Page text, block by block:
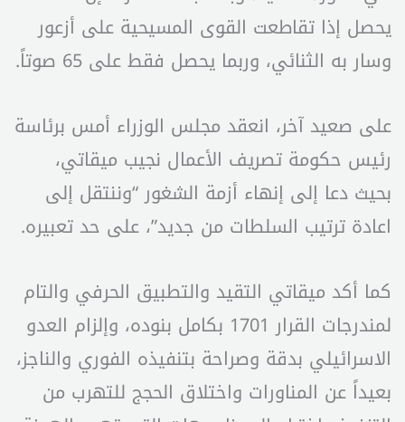
يحصل إذا تقاطعت القوى المسيحية على أزعور
وسار به الثنائي، وربما يحصل فقط على 65 صوتاً.
على صعيد آخر، انعقد مجلس الوزراء أمس برئاسة
رئيس حكومة تصريف الأعمال نجيب ميقاتي،
بحيث دعا إلى إنهاء أزمة الشغور “وننتقل إلى
اعادة ترتيب السلطات من جديد”، على حد تعبيره.
كما أكد ميقاتي التقيد والتطبيق الحرفي والتام
لمندرجات القرار 1701 بكامل بنوده، وإلزام العدو
الاسرائيلي بدقة وصراحة بتنفيذه الفوري والناجز،
بعيداً عن المناورات واختلاق الحجج للتهرب من